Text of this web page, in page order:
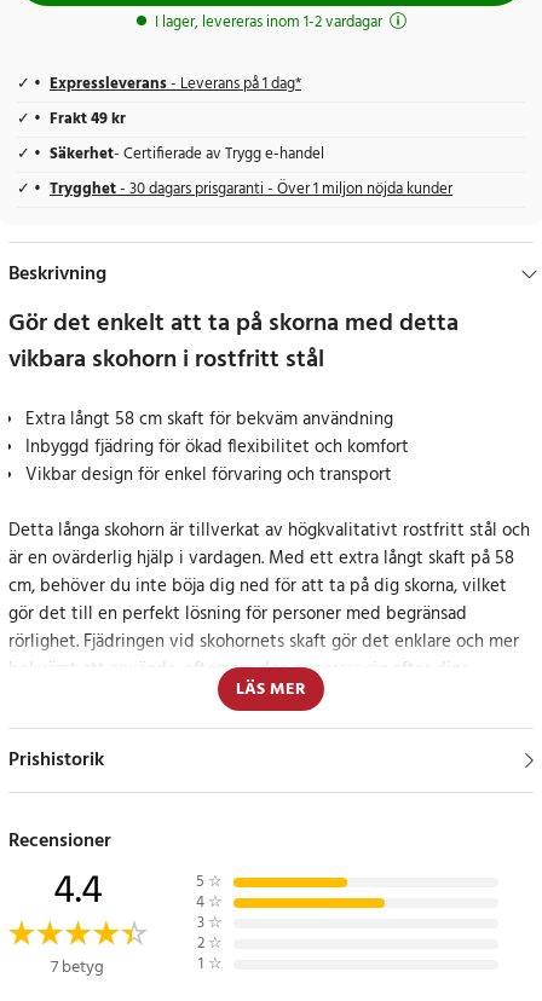
I lager, levereras inom 1-2 vardagar
Expressleverans- Leverans på 1 dag*
Frakt 49 kr
Säkerhet- Certifierade av Trygg e-handel
Trygghet- 30 dagars prisgaranti - Över 1 miljon nöjda kunder
Beskrivning
Gör det enkelt att ta på skorna med detta
vikbara skohorn i rostfritt stål
Extra långt 58 cm skaft för bekväm användning
Inbyggd fjädring för ökad flexibilitet och komfort
Vikbar design för enkel förvaring och transport
Detta långa skohorn är tillverkat av högkvalitativt rostfritt stål och
är en ovärderlig hjälp i vardagen. Med ett extra långt skaft på 58
cm, behöver du inte böja dig ned för att ta på dig skorna, vilket
gör det till en perfekt lösning för personer med begränsad
rörlighet. Fjädringen vid skohornets skaft gör det enklare och mer
bekvämt att använda, eftersom den anpassar sig efter dina
rörelser. Den vikbara designen gör skohornet lätt att förvara eller
ta med på resan.
Skohornets design fokuserar på användarvänlighet och effektivitet.
vilket minimerar ansträngningen när du tar på dig dina skor och
ger en skonsam upplevelt för foten.
Specifikation
LÄS MER
Prishistorik
Recensioner
4.4
7 betyg
5 ☆
4 ☆
3 ☆
2 ☆
1 ☆